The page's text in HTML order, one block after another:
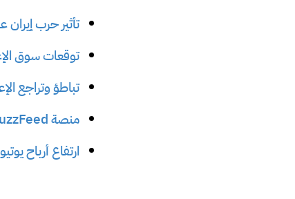
تأثير حرب إيران
توقعات سوق
تباطؤ وتراجع
منصة BuzzFeed بين مشاكل زيارات فيسبوك وأرباح الإعلانات في عام 2023
ارتفاع أرباح